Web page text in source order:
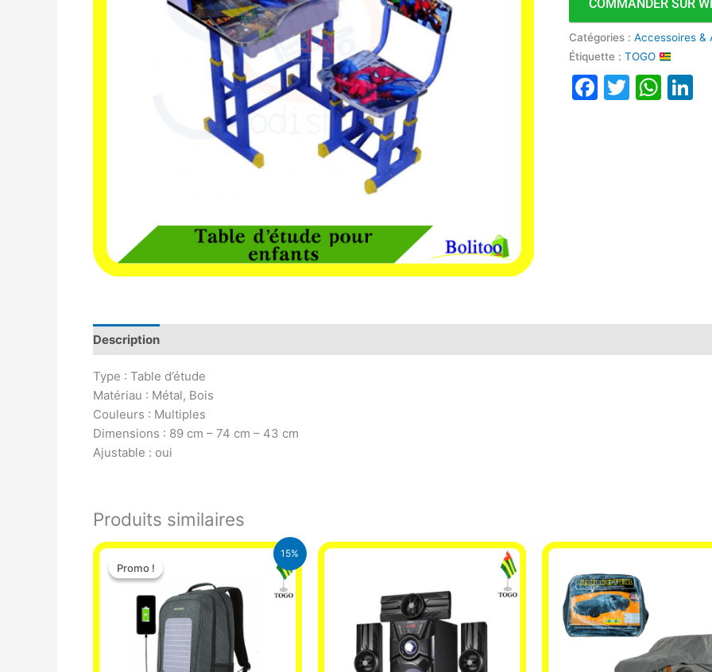
COMMANDER SUR
Catégories :Accessoires &
Étiquette :TOGO
Facebook
Twitter
Description
Type : Table d’étude
Matériau : Métal, Bois
Couleurs : Multiples
Dimensions : 89 cm – 74 cm – 43 cm
Ajustable : oui
Produits similaires
15%
Promo !
Promo !
Le
initial
29.500 CFA.
Le
est :
25.000 CFA.